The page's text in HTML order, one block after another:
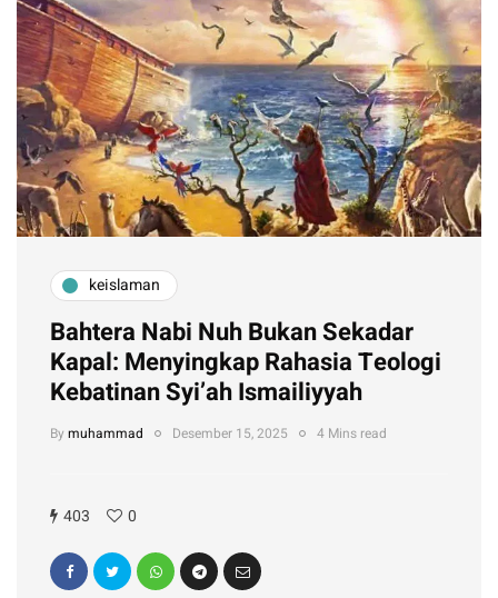
keislaman
Bahtera Nabi Nuh Bukan Sekadar
Kapal: Menyingkap Rahasia Teologi
Kebatinan Syi’ah Ismailiyyah
By muhammad Desember 15, 2025 4 Mins read
403 0